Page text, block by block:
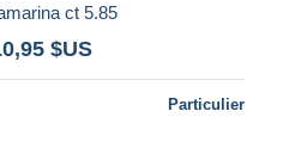
ct 5.85
$US
Particulier